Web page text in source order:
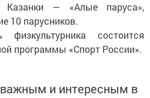
Казанки — «Алые паруса»,
10 парусников.
состоится
программы «Спорт России».
и интересным в